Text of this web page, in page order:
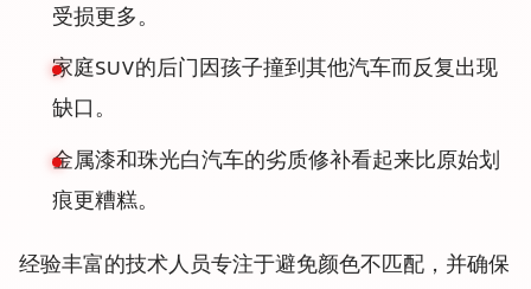
受损更多。
家庭SUV的后门因孩子撞到其他汽车而反复出现
缺口。
金属漆和珠光白汽车的劣质修补看起来比原始划
痕更糟糕。
经验丰富的技术人员专注于避免颜色不匹配，并确保